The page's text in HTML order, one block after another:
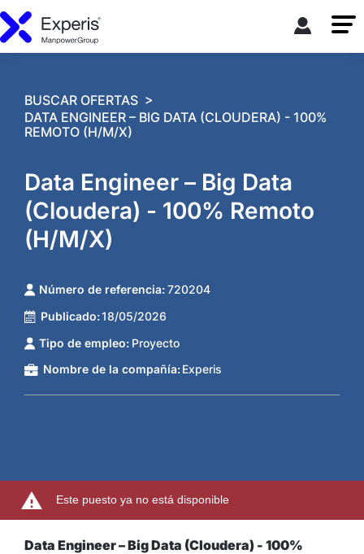
BUSCAR OFERTAS >
DATA ENGINEER – BIG DATA (CLOUDERA) - 100%
REMOTO (H/M/X)
Data Engineer – Big Data
(Cloudera) - 100% Remoto
(H/M/X)
Número de referencia:720204
Publicado:18/05/2026
Tipo de empleo: Proyecto
Nombre de la compañía: Experis
Este puesto ya no está disponible
Data Engineer – Big Data (Cloudera) - 100%